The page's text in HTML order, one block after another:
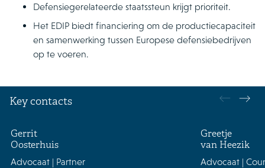
Defensiegerelateerde staatssteun krijgt prioriteit.
Het EDIP biedt financiering om de productiecapaciteit
en samenwerking tussen Europese defensiebedrijven
op te voeren.
Key contacts
Gerrit
Oosterhuis
Advocaat | Partner
Greetje
van Heezik
Advocaat |